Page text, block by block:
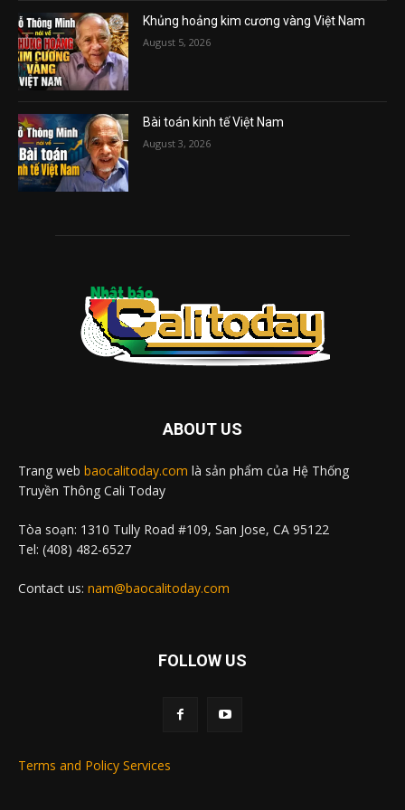
Khủng hoảng kim cương vàng Việt Nam
August 5, 2026
Bài toán kinh tế Việt Nam
August 3, 2026
ABOUT US
Trang web baocalitoday.com là sản phẩm của Hệ Thống
Truyền Thông Cali Today
Tòa soạn: 1310 Tully Road #109, San Jose, CA 95122
Tel: (408) 482-6527
Contact us: nam@baocalitoday.com
FOLLOW US
Terms and Policy Services